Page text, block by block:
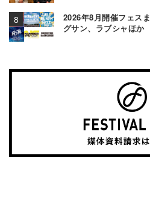
2026年8月開催フェス
グサン、ラブシャほか